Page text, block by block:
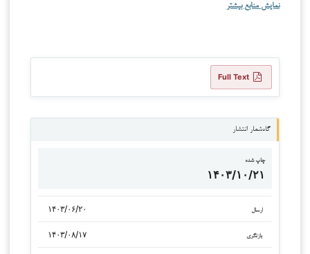
نمایش منابع بیشتر
Full Text
گاه‌شمار انتشار
چاپ شده
۱۴۰۳/۱۰/۲۱
ارسال ۱۴۰۳/۰۶/۲۰
بازنگری ۱۴۰۳/۰۸/۱۷